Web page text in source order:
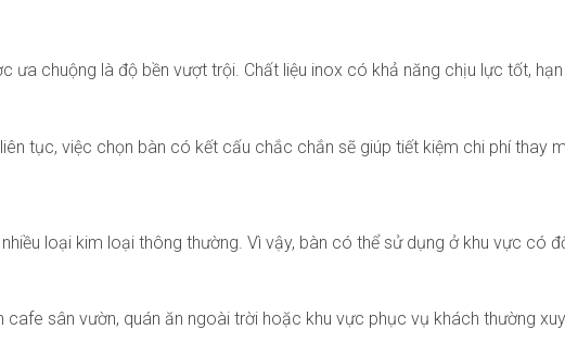
ưa chuộng là độ bền vượt trội. Chất liệu inox có khả năng chịu lực tốt,
tục, việc chọn bàn có kết cấu chắc chắn sẽ giúp tiết kiệm chi phí thay
loại kim loại thông thường. Vì vậy, bàn có thể sử dụng ở khu vực
sân vườn, quán ăn ngoài trời hoặc khu vực phục vụ khách thường